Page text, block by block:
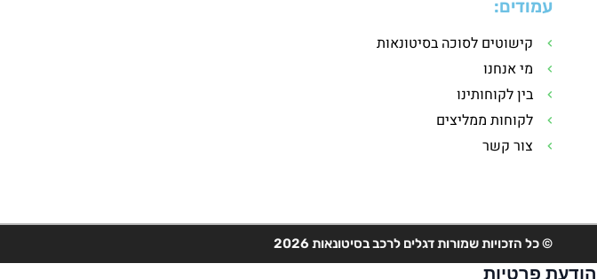
עמודים:
קישוטים לסוכה בסיטונאות
מי אנחנו
בין לקוחותינו
לקוחות ממליצים
צור קשר
© כל הזכויות שמורות דגלים לרכב בסיטונאות 2026
הודעת פרטיות